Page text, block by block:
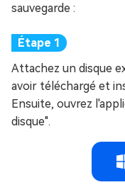
sauvegarde :
Attachez un disque
avoir téléchargé et
Ensuite, ouvrez
disque".